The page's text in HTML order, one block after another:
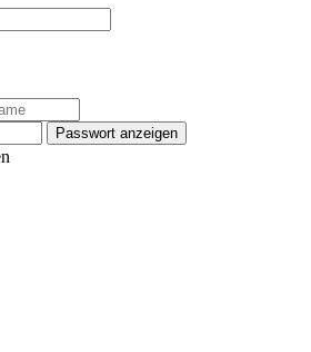
Passwort anzeigen